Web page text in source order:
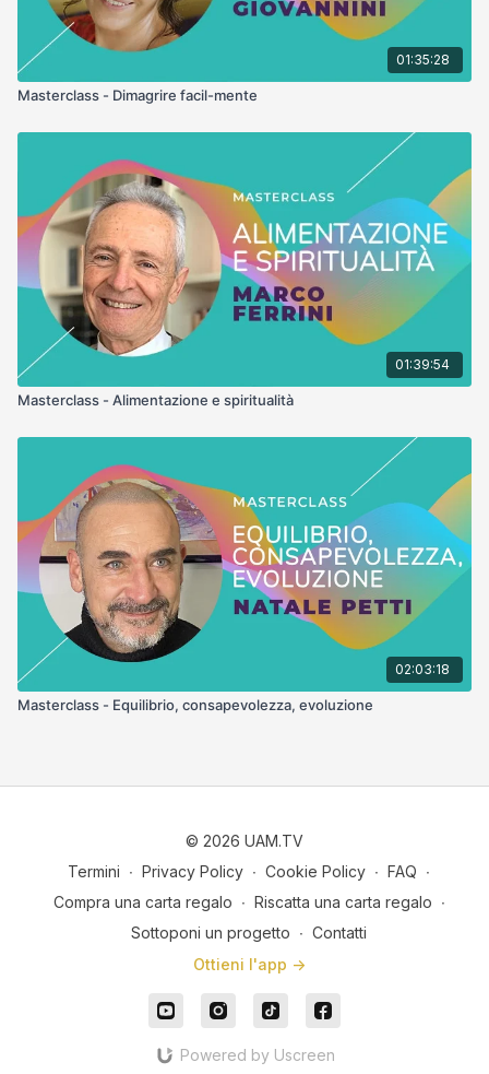
01:35:28
Masterclass - Dimagrire facil-mente
01:39:54
Masterclass - Alimentazione e spiritualità
02:03:18
Masterclass - Equilibrio, consapevolezza, evoluzione
© 2026 UAM.TV
Termini ∙ Privacy Policy ∙ Cookie Policy ∙ FAQ ∙
Compra una carta regalo ∙ Riscatta una carta regalo ∙
Sottoponi un progetto ∙ Contatti
Ottieni l'app ->
Powered by Uscreen